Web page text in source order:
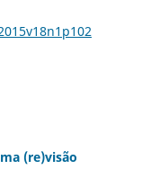
(re)visão